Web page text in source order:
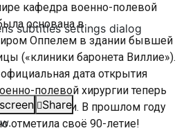
subtitles settings dialog
Share
кафедра военно-полевой
основана в
Оппелем в здании бывшей
(«клиники баронета Виллие»).
дата открытия
полевой хирургии теперь
академии. В прошлом году
отметила своё 90-летие!